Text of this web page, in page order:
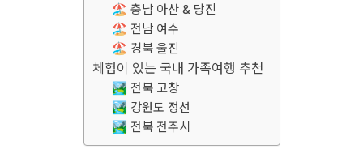
🏖 충남 아산 & 당진
🏖 전남 여수
🏖 경북 울진
체험이 있는 국내 가족여행 추천
🏞 전북 고창
🏞 강원도 정선
🏞 전북 전주시